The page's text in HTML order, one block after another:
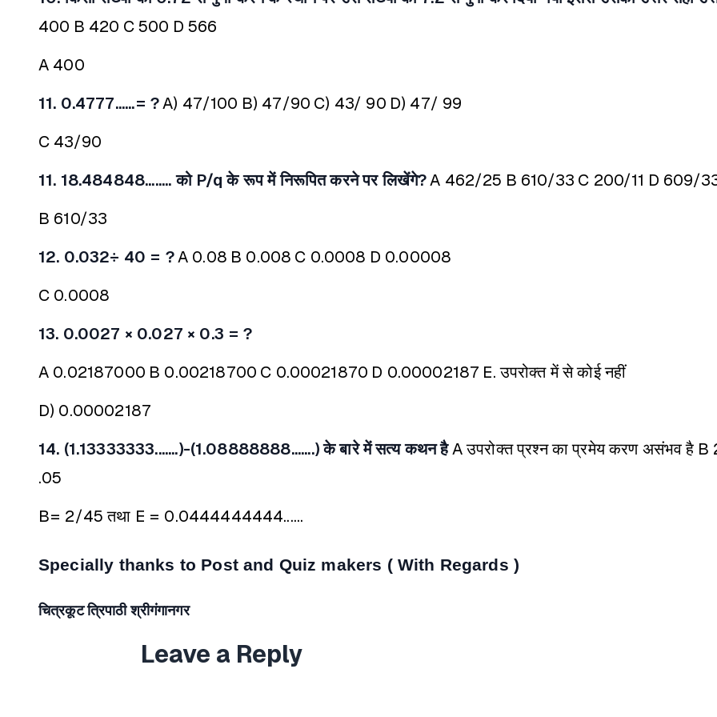
400 B 420 C 500 D 566
A 400
11. 0.4777......= ? A) 47/100 B) 47/90 C) 43/ 90 D) 47/ 99
C 43/90
11. 18.484848........ को P/q के रूप में निरूपित करने पर लिखेंगे? A 462/25 B 610/33 C 200/11 D 609/
B 610/33
12. 0.032÷ 40 = ? A 0.08 B 0.008 C 0.0008 D 0.00008
C 0.0008
13. 0.0027 × 0.027 × 0.3 = ?
A 0.02187000 B 0.00218700 C 0.00021870 D 0.00002187 E. उपरोक्त में से कोई नहीं
D) 0.00002187
14. (1.13333333.......)-(1.08888888.......) के बारे में सत्य कथन है A उपरोक्त प्रश्न का प्रमेय करण असंभव है B
.05
B= 2/45 तथा E = 0.0444444444......
Specially thanks to Post and Quiz makers ( With Regards )
चित्रकूट त्रिपाठी श्रीगंगानगर
Leave a Reply